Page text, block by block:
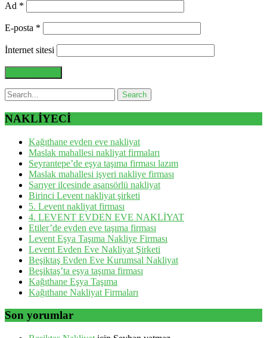
Ad *
E-posta *
İnternet sitesi
NAKLİYECİ
Kağıthane evden eve nakliyat
Maslak mahallesi nakliyat firmaları
Seyrantepe’de eşya taşıma firması lazım
Maslak mahallesi işyeri nakliye firması
Sarıyer ilçesinde asansörlü nakliyat
Birinci Levent nakliyat şirketi
5. Levent nakliyat firması
4. LEVENT EVDEN EVE NAKLİYAT
Etiler’de evden eve taşıma firması
Levent Eşya Taşıma Nakliye Firması
Levent Evden Eve Nakliyat Şirketi
Beşiktaş Evden Eve Kurumsal Nakliyat
Beşiktaş’ta eşya taşıma firması
Kağıthane Eşya Taşıma
Kağıthane Nakliyat Firmaları
Son yorumlar